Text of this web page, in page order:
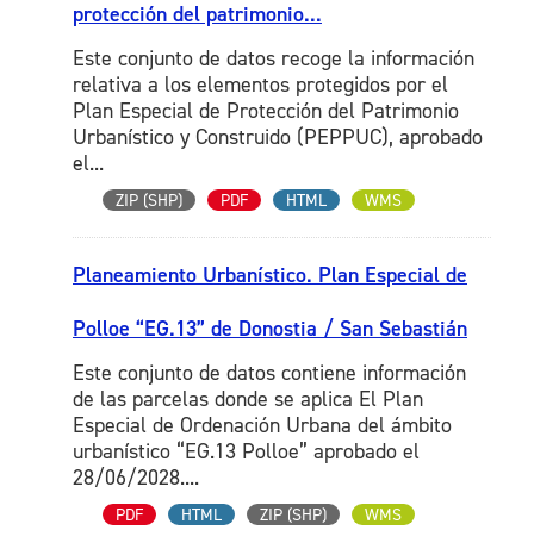
protección del patrimonio...
Este conjunto de datos recoge la información
relativa a los elementos protegidos por el
Plan Especial de Protección del Patrimonio
Urbanístico y Construido (PEPPUC), aprobado
el...
ZIP (SHP) PDF HTML WMS
Planeamiento Urbanístico. Plan Especial de
Polloe “EG.13” de Donostia / San Sebastián
Este conjunto de datos contiene información
de las parcelas donde se aplica El Plan
Especial de Ordenación Urbana del ámbito
urbanístico “EG.13 Polloe” aprobado el
28/06/2028....
PDF HTML ZIP (SHP) WMS